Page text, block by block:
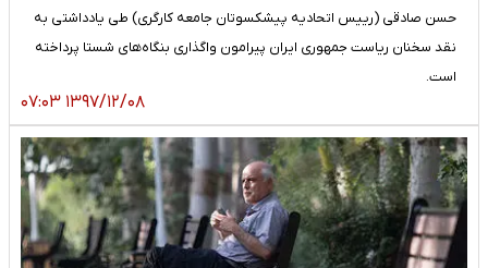
حسن صادقی (رییس اتحادیه پیشکسوتان جامعه کارگری) طی یادداشتی به
نقد سخنان ریاست جمهوری ایران پیرامون واگذاری بنگاه‌های شستا پرداخته
است.
۱۳۹۷/۱۲/۰۸ ۰۷:۰۳